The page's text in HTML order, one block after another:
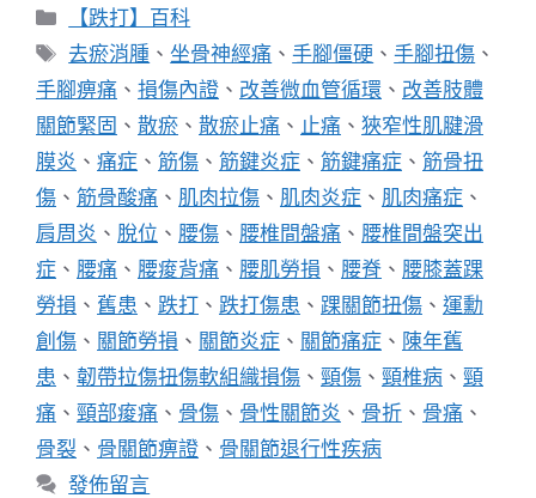
分
類
【跌打】百科
標
籤
去瘀消腫 、坐骨神經痛 、手腳僵硬 、手腳扭傷 、
手腳痹痛 、 損傷內證 、 改善微血管循環 、 改善肢體
關節緊固 、 散瘀 、 散瘀止痛 、 止痛 、 狹窄性肌腱滑
膜炎 、 痛症 、 筋傷 、 筋鍵炎症 、 筋鍵痛症 、 筋骨扭
傷 、 筋骨酸痛 、 肌肉拉傷 、 肌肉炎症 、 肌肉痛症 、
肩周炎 、 脫位 、 腰傷 、 腰椎間盤痛 、 腰椎間盤突出
症 、 腰痛 、 腰痠背痛 、 腰肌勞損 、 腰脊 、 腰膝蓋踝
勞損 、 舊患 、 跌打 、 跌打傷患 、 踝關節扭傷 、 運勳
創傷 、 關節勞損 、 關節炎症 、 關節痛症 、 陳年舊
患 、 韌帶拉傷扭傷軟組織損傷 、 頸傷 、 頸椎病 、 頸
痛 、 頸部痠痛 、 骨傷 、 骨性關節炎 、 骨折 、 骨痛 、
骨裂 、 骨關節痹證 、 骨關節退行性疾病
發佈留言